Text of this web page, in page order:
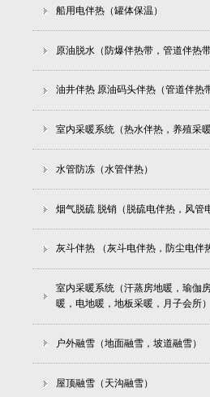
船用电伴热（罐体保温）
原油脱水（防爆伴热带，管道伴热
油井伴热 原油码头伴热（管道伴热
室内采暖系统（热水伴热，养殖采
水管防冻（水管伴热）
烟气脱硫 脱销（脱硫电伴热，风管
灰斗伴热 （灰斗电伴热，防尘电伴
室内采暖系统（汗蒸房地暖，瑜伽
暖，电地暖，地板采暖，月子会所）
户外融雪（地面融雪，坡道融雪）
屋顶融雪（天沟融雪）